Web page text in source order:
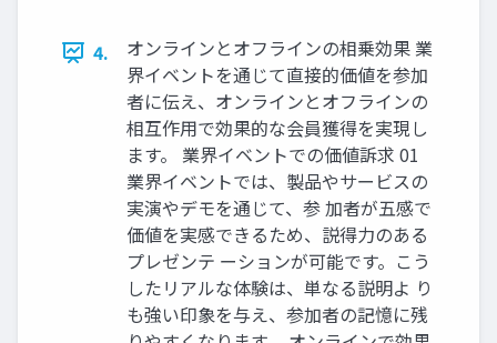
4.
オンラインとオフラインの相乗効果 業
界イベントを通じて直接的価値を参加
者に伝え、オンラインとオフラインの
相互作用で効果的な会員獲得を実現し
ます。 業界イベントでの価値訴求 01
業界イベントでは、製品やサービスの
実演やデモを通じて、参 加者が五感で
価値を実感できるため、説得力のある
プレゼンテ ーションが可能です。こう
したリアルな体験は、単なる説明よ り
も強い印象を与え、参加者の記憶に残